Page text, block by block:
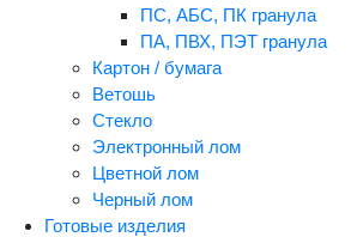
ПС, АБС, ПК гранула
ПА, ПВХ, ПЭТ гранула
Картон / бумага
Ветошь
Стекло
Электронный лом
Цветной лом
Черный лом
Готовые изделия